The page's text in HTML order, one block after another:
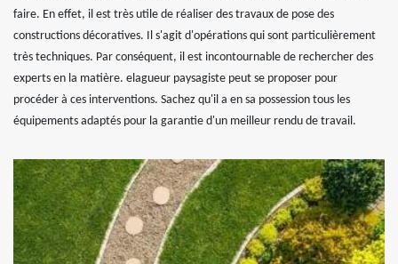
faire. En effet, il est très utile de réaliser des travaux de pose des
constructions décoratives. Il s'agit d'opérations qui sont particulièrement
très techniques. Par conséquent, il est incontournable de rechercher des
experts en la matière. elagueur paysagiste peut se proposer pour
procéder à ces interventions. Sachez qu'il a en sa possession tous les
équipements adaptés pour la garantie d'un meilleur rendu de travail.